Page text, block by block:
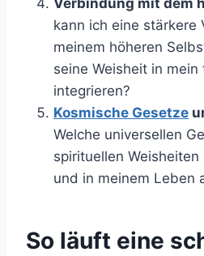
Verbindung mit dem
kann ich eine stärkere
meinem höheren
seine Weisheit in
integrieren?
Kosmische Gesetze
Welche universellen
spirituellen
und in meinem Leben
So läuft eine